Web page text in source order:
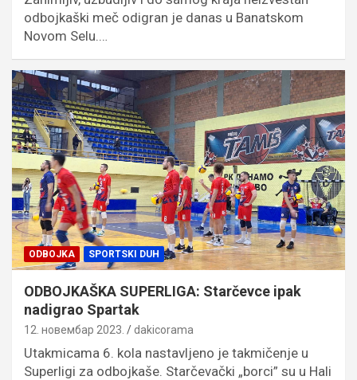
odbojkaški meč odigran je danas u Banatskom
Novom Selu.…
ODBOJKA SPORTSKI DUH
ODBOJKAŠKA SUPERLIGA: Starčevce ipak
nadigrao Spartak
12. новембар 2023. dakicorama
Utakmicama 6. kola nastavljeno je takmičenje u
Superligi za odbojkaše. Starčevački „borci” su u Hali